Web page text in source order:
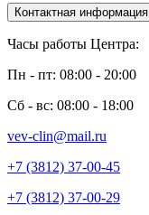
Контактная информация
Часы работы Центра:
Пн - пт: 08:00 - 20:00
Сб - вс: 08:00 - 18:00
vev-clin@mail.ru
+7 (3812) 37-00-45
+7 (3812) 37-00-29